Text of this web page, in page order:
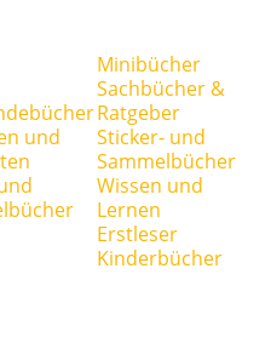
und
Minibücher
Sachbücher &
Ratgeber
Sticker- und
Sammelbücher
Wissen und
Lernen
Erstleser
Kinderbücher